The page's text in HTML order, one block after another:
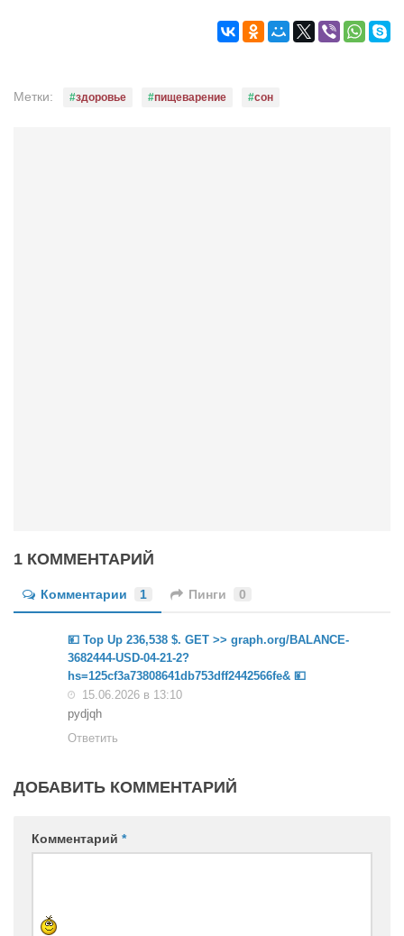
Анна Гидора
Литературный конкурс «Я люблю Украину»
Конкурс «Колибри — детям!» 2014
Интервью
Афиша Киев
Афиша Сумы
Метки: здоровье пищеварение сон
1 КОММЕНТАРИЙ
Комментарии 1 Пинги 0
💴 Top Up 236,538 $. GET >> graph.org/BALANCE-
3682444-USD-04-21-2?
hs=125cf3a73808641db753dff2442566fe& 💴
15.06.2026 в 13:10
pydjqh
Ответить
ДОБАВИТЬ КОММЕНТАРИЙ
Комментарий *